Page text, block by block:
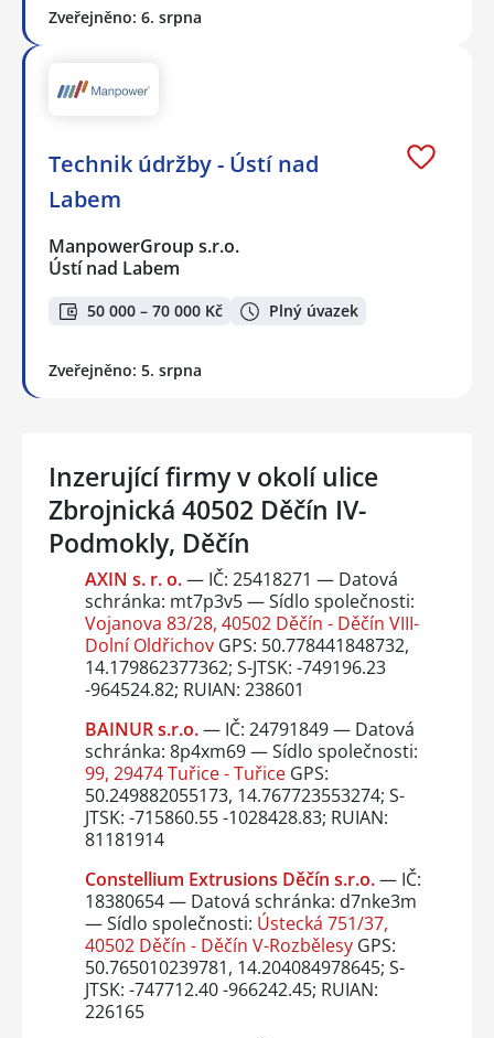
Zveřejněno: 6. srpna
Technik údržby - Ústí nad
Labem
ManpowerGroup s.r.o.
Ústí nad Labem
50 000 – 70 000 Kč Plný úvazek
Zveřejněno: 5. srpna
Inzerující firmy v okolí ulice
Zbrojnická 40502 Děčín IV-
Podmokly, Děčín
AXIN s. r. o.— IČ: 25418271 — Datová
schránka: mt7p3v5 — Sídlo společnosti:
Vojanova 83/28, 40502 Děčín - Děčín VIII-
Dolní OldřichovGPS: 50.778441848732,
14.179862377362; S-JTSK: -749196.23
-964524.82; RUIAN: 238601
BAINUR s.r.o.— IČ: 24791849 — Datová
schránka: 8p4xm69 — Sídlo společnosti:
99, 29474 Tuřice - TuřiceGPS:
50.249882055173, 14.767723553274; S-
JTSK: -715860.55 -1028428.83; RUIAN:
81181914
Constellium Extrusions Děčín s.r.o.— IČ:
18380654 — Datová schránka: d7nke3m
— Sídlo společnosti: Ústecká 751/37,
40502 Děčín - Děčín V-RozbělesyGPS:
50.765010239781, 14.204084978645; S-
JTSK: -747712.40 -966242.45; RUIAN:
226165